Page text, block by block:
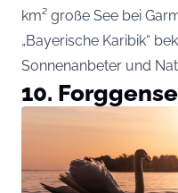
km² große See bei
„Bayerische Karibik“
Sonnenanbeter und
10.